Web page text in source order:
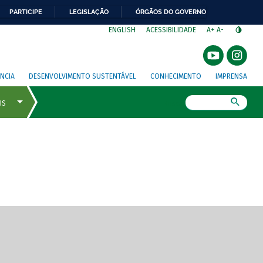
PARTICIPE LEGISLAÇÃO ÓRGÃOS DO GOVERNO
ENGLISH ACESSIBILIDADE A+ A-
DESENVOLVIMENTO SUSTENTÁVEL CONHECIMENTO IMPRENSA
de tela